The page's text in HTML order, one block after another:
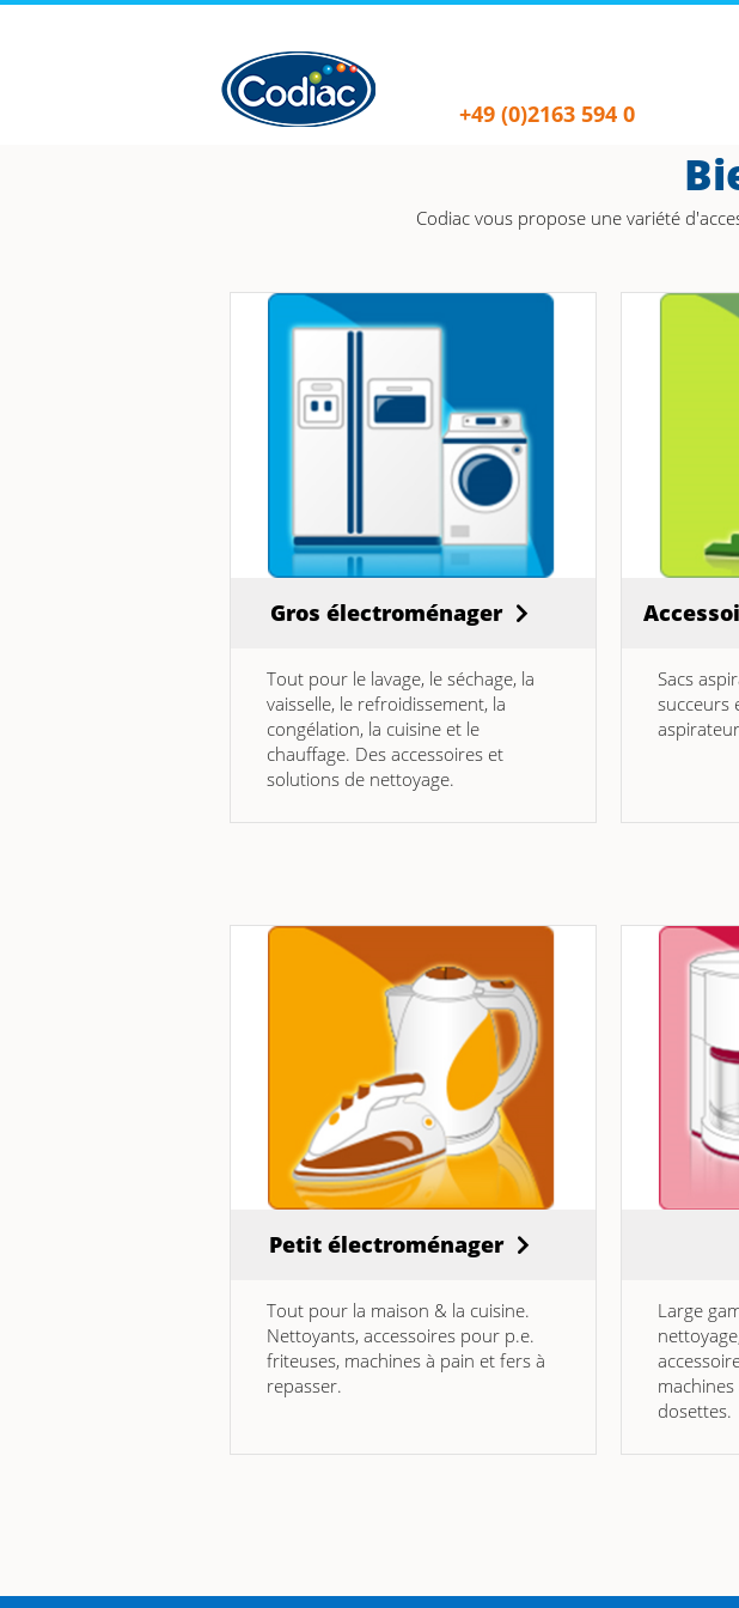
+49 (0)2163 594 0
Codiac vous propose une variété
Gros électroménager
Tout pour le lavage, le séchage, la
vaisselle, le refroidissement, la
congélation, la cuisine et le
chauffage. Des accessoires et
solutions de nettoyage.
Sacs
succeurs
Petit électroménager
Tout pour la maison & la cuisine.
Nettoyants, accessoires pour p.e.
friteuses, machines à pain et fers à
repasser.
Large
dosettes.